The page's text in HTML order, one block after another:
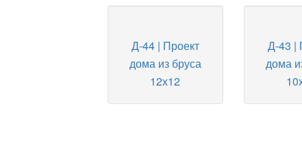
Д-44 | Проект
дома из бруса
12х12
Д-43 |
дома